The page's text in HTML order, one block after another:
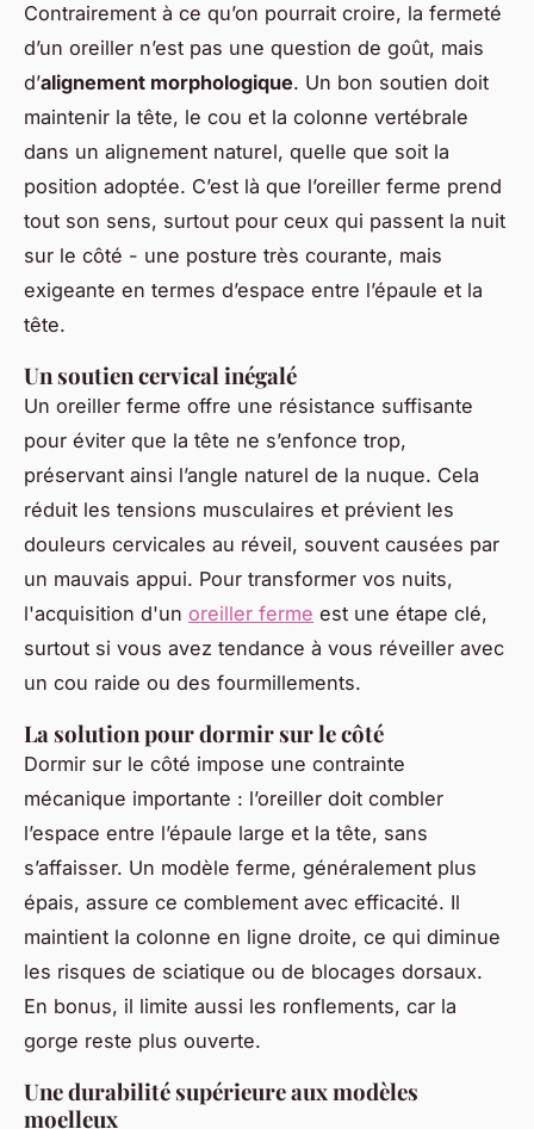
Contrairement à ce qu’on pourrait croire, la fermeté
d’un oreiller n’est pas une question de goût, mais
d’alignement morphologique. Un bon soutien doit
maintenir la tête, le cou et la colonne vertébrale
dans un alignement naturel, quelle que soit la
position adoptée. C’est là que l’oreiller ferme prend
tout son sens, surtout pour ceux qui passent la nuit
sur le côté - une posture très courante, mais
exigeante en termes d’espace entre l’épaule et la
tête.
Un soutien cervical inégalé
Un oreiller ferme offre une résistance suffisante
pour éviter que la tête ne s’enfonce trop,
préservant ainsi l’angle naturel de la nuque. Cela
réduit les tensions musculaires et prévient les
douleurs cervicales au réveil, souvent causées par
un mauvais appui. Pour transformer vos nuits,
l'acquisition d'un oreiller ferme est une étape clé,
surtout si vous avez tendance à vous réveiller avec
un cou raide ou des fourmillements.
La solution pour dormir sur le côté
Dormir sur le côté impose une contrainte
mécanique importante : l’oreiller doit combler
l’espace entre l’épaule large et la tête, sans
s’affaisser. Un modèle ferme, généralement plus
épais, assure ce comblement avec efficacité. Il
maintient la colonne en ligne droite, ce qui diminue
les risques de sciatique ou de blocages dorsaux.
En bonus, il limite aussi les ronflements, car la
gorge reste plus ouverte.
Une durabilité supérieure aux modèles
moelleux